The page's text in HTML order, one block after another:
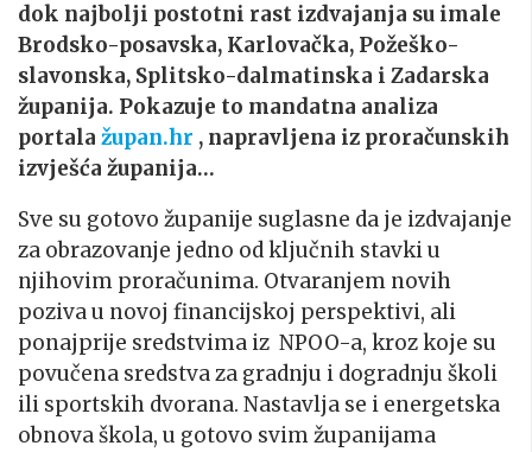
dok najbolji postotni rast izdvajanja su imale
Brodsko-posavska, Karlovačka, Požeško-
slavonska, Splitsko-dalmatinska i Zadarska
županija. Pokazuje to mandatna analiza
portala župan.hr , napravljena iz proračunskih
izvješća županija…
Sve su gotovo županije suglasne da je izdvajanje
za obrazovanje jedno od ključnih stavki u
njihovim proračunima. Otvaranjem novih
poziva u novoj financijskoj perspektivi, ali
ponajprije sredstvima iz NPOO-a, kroz koje su
povučena sredstva za gradnju i dogradnju školi
ili sportskih dvorana. Nastavlja se i energetska
obnova škola, u gotovo svim županijama